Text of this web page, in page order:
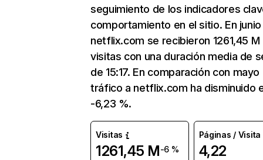
seguimiento de los indicadores
comportamiento en el sitio. En junio
netflix.com se recibieron 1261,45 M
visitas con una duración media de
de 15:17. En comparación con mayo
tráfico a netflix.com ha disminuido
-6,23 %.
Visitas
1261,45 M-6 %
Páginas / Visita
4,22